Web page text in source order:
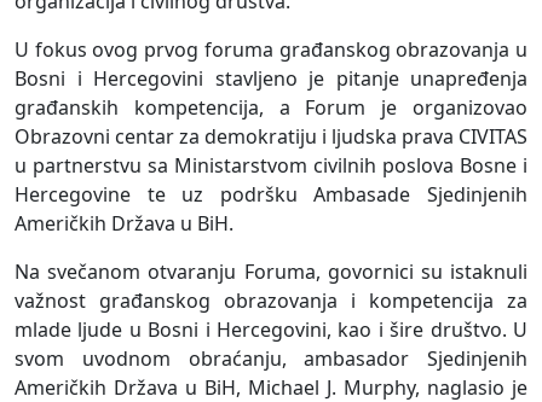
U fokus ovog prvog foruma građanskog obrazovanja u
Bosni i Hercegovini stavljeno je pitanje unapređenja
građanskih kompetencija, a Forum je organizovao
Obrazovni centar za demokratiju i ljudska prava CIVITAS
u partnerstvu sa Ministarstvom civilnih poslova Bosne i
Hercegovine te uz podršku Ambasade Sjedinjenih
Američkih Država u BiH.
Na svečanom otvaranju Foruma, govornici su istaknuli
važnost građanskog obrazovanja i kompetencija za
mlade ljude u Bosni i Hercegovini, kao i šire društvo. U
svom uvodnom obraćanju, ambasador Sjedinjenih
Američkih Država u BiH, Michael J. Murphy, naglasio je